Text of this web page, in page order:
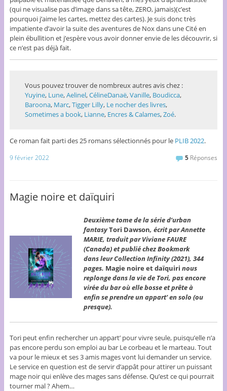
(qui ne visualise pas d’image dans sa tête, ZERO, jamais)(c’est
pourquoi j’aime les cartes, mettez des cartes). Je suis donc très
impatiente d’avoir la suite des aventures de Nox dans une Cité en
plein ébullition et j’espère vous avoir donner envie de les découvrir, si
ce n’est pas déjà fait.
Vous pouvez trouver de nombreux autres avis chez :
Yuyine, Lune,Aelinel,CélineDanaë,Vanille, Boudicca,
Baroona, Marc,Tigger Lilly, Le nocher des livres,
Sometimes a book, Lianne, Encres & Calames,Zoé.
Ce roman fait parti des 25 romans sélectionnés pour le PLIB 2022.
9 février 2022 5 Réponses
Magie noire et daïquiri
Deuxième tome de la série d’urban
fantasyTori Dawson, écrit par Annette
MARIE, traduit par Viviane FAURE
(Canada) et publié chez Bookmark
dans leur Collection Infinity (2021), 344
pages. Magie noire et daïquiri nous
replonge dans la vie de Tori, pas encore
virée du bar où elle bosse et prête à
enfin se prendre un appart’ en solo (ou
presque).
Tori peut enfin rechercher un appart’ pour vivre seule, puisqu’elle n’a
pas encore perdu son emploi au bar Le corbeau et le marteau. Tout
va pour le mieux et ses 3 amis mages vont lui demander un service.
Le service en question est de servir d’appât pour attirer un puissant
mage noir qui enlève des mages sans défense. Qu’est ce qui pourrait
tourner mal ? Ahem…